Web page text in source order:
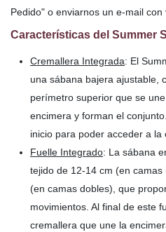
Pedido" o enviarnos un e-mail
Características del Summer
Cremallera Integrada: El
una sábana bajera ajustable,
perímetro superior que se
encimera y forman el
inicio para poder acceder a la
Fuelle Integrado: La sábana
tejido de 12-14 cm (en
(en camas dobles), que
movimientos. Al final de este
cremallera que une la